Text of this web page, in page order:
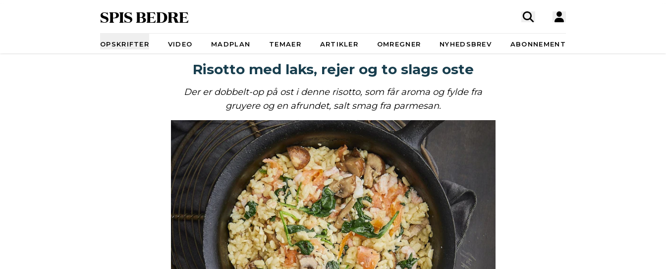
SPIS BEDRE
OPSKRIFTER VIDEO MADPLAN TEMAER ARTIKLER OMREGNER NYHEDSBREV ABONNEMENT
Risotto med laks, rejer og to slags oste
Der er dobbelt-op på ost i denne risotto, som får aroma og fylde fra
gruyere og en afrundet, salt smag fra parmesan.